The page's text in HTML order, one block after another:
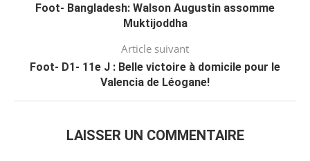
Foot- Bangladesh: Walson Augustin assomme
Muktijoddha
Article suivant
Foot- D1- 11e J : Belle victoire à domicile pour le
Valencia de Léogane!
LAISSER UN COMMENTAIRE